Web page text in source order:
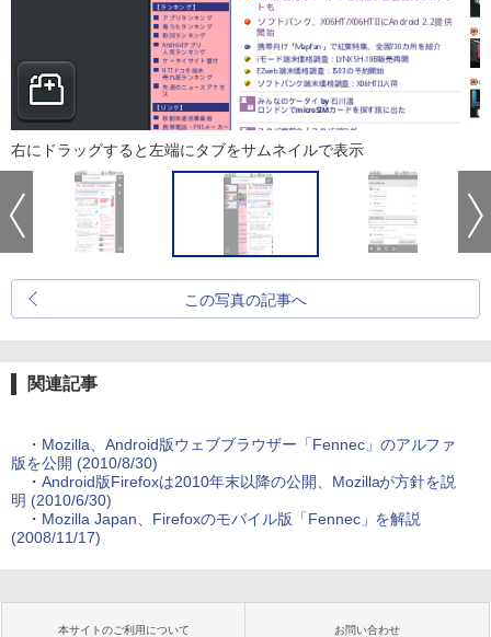
右にドラッグすると左端にタブをサムネイルで表示
この写真の記事へ
関連記事
・ Mozilla、Android版ウェブブラウザー「Fennec」のアルファ
版を公開 (2010/8/30)
・ Android版Firefoxは2010年末以降の公開、Mozillaが方針を説
明 (2010/6/30)
・ Mozilla Japan、Firefoxのモバイル版「Fennec」を解説
(2008/11/17)
本サイトのご利用について お問い合わせ